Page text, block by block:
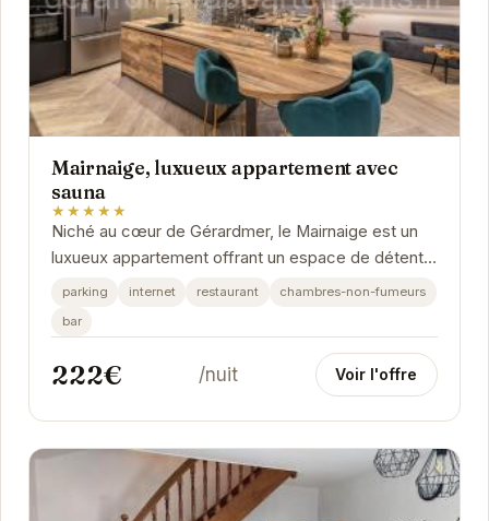
Mairnaige, luxueux appartement avec
sauna
★★★★★
Niché au cœur de Gérardmer, le Mairnaige est un
luxueux appartement offrant un espace de détente
exceptionnel. Son sauna privatif vous invite à...
parking internet restaurant
chambres-non-fumeurs
bar
222€ /nuit Voir l'offre